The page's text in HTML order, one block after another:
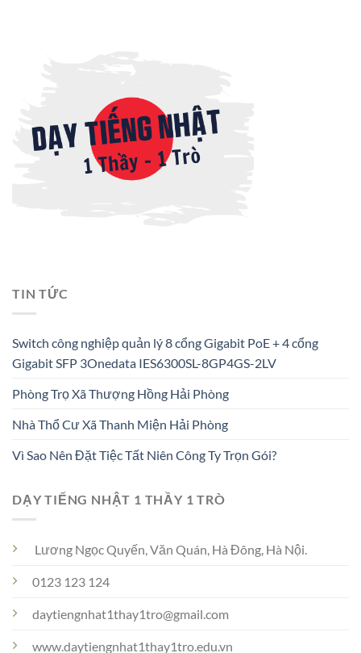
TIN TỨC
Switch công nghiệp quản lý 8 cổng Gigabit PoE + 4 cổng
Gigabit SFP 3Onedata IES6300SL-8GP4GS-2LV
Phòng Trọ Xã Thượng Hồng Hải Phòng
Nhà Thổ Cư Xã Thanh Miện Hải Phòng
Vì Sao Nên Đặt Tiệc Tất Niên Công Ty Trọn Gói?
DẠY TIẾNG NHẬT 1 THẦY 1 TRÒ
Lương Ngọc Quyến, Văn Quán, Hà Đông, Hà Nội.
0123 123 124
daytiengnhat1thay1tro@gmail.com
www.daytiengnhat1thay1tro.edu.vn